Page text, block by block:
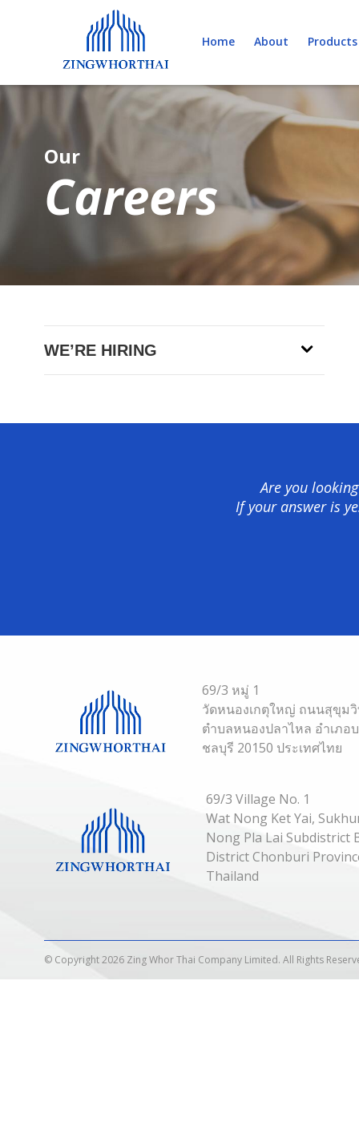
Home About Products
Our
Careers
WE’RE HIRING
Are you
If your answer is
Are you
If your answer is
69/3 หมู่ 1
วัดหนองเกตุใหญ่ ถนนสุขุม
ตำบลหนองปลาไหล อำเภอ
ชลบุรี 20150 ประเทศไทย
69/3 Village No. 1
Wat Nong Ket Yai,
Nong Pla Lai Subdistrict
District Chonburi
Thailand
© Copyright 2026 Zing Whor Thai Company Limited. All Rights